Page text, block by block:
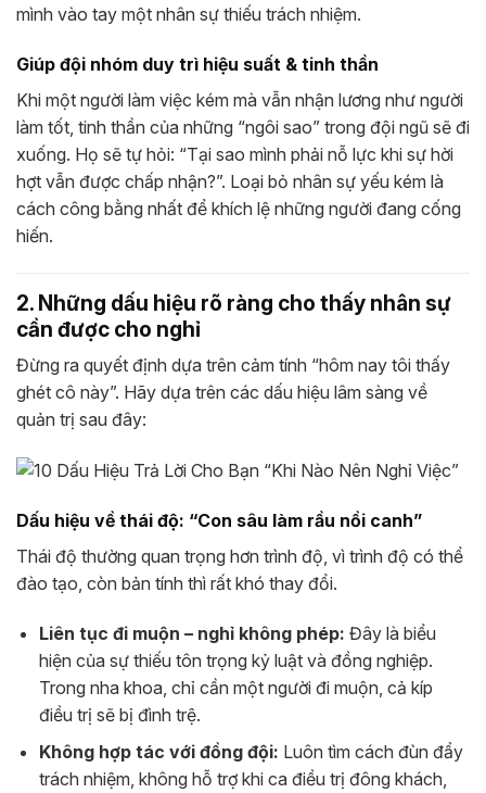
mình vào tay một nhân sự thiếu trách nhiệm.
Giúp đội nhóm duy trì hiệu suất & tinh thần
Khi một người làm việc kém mà vẫn nhận lương như người
làm tốt, tinh thần của những “ngôi sao” trong đội ngũ sẽ đi
xuống. Họ sẽ tự hỏi: “Tại sao mình phải nỗ lực khi sự hời
hợt vẫn được chấp nhận?”. Loại bỏ nhân sự yếu kém là
cách công bằng nhất để khích lệ những người đang cống
hiến.
2. Những dấu hiệu rõ ràng cho thấy nhân sự
cần được cho nghỉ
Đừng ra quyết định dựa trên cảm tính “hôm nay tôi thấy
ghét cô này”. Hãy dựa trên các dấu hiệu lâm sàng về
quản trị sau đây:
Dấu hiệu về thái độ: “Con sâu làm rầu nồi canh”
Thái độ thường quan trọng hơn trình độ, vì trình độ có thể
đào tạo, còn bản tính thì rất khó thay đổi.
Liên tục đi muộn – nghỉ không phép: Đây là biểu
hiện của sự thiếu tôn trọng kỷ luật và đồng nghiệp.
Trong nha khoa, chỉ cần một người đi muộn, cả kíp
điều trị sẽ bị đình trệ.
Không hợp tác với đồng đội: Luôn tìm cách đùn đẩy
trách nhiệm, không hỗ trợ khi ca điều trị đông khách,